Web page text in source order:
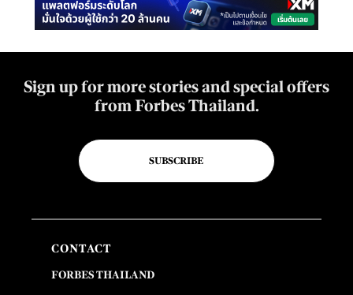
Sign up for more stories and special offers
from Forbes Thailand.
SUBSCRIBE
CONTACT
FORBES THAILAND